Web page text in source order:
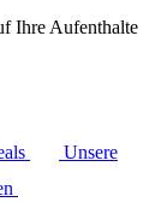
Ihre Aufenthalte
Unsere